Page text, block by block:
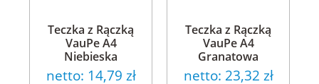
Teczka z Rączką
VauPe A4
Niebieska
netto: 14,79 zł
Teczka z Rączką
VauPe A4
Granatowa
netto: 23,32 zł